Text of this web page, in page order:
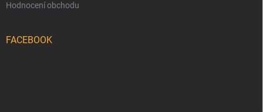
Hodnocení obchodu
FACEBOOK